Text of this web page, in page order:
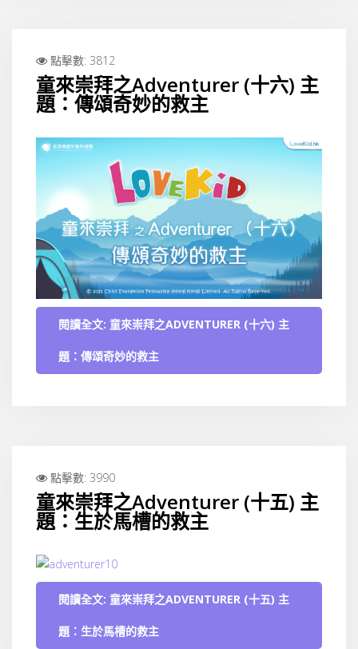
點擊數: 3812
童來崇拜之Adventurer (十六) 主
題：傳頌奇妙的救主
閱讀全文: 童來崇拜之ADVENTURER (十六) 主
題：傳頌奇妙的救主
點擊數: 3990
童來崇拜之Adventurer (十五) 主
題：生於馬槽的救主
閱讀全文: 童來崇拜之ADVENTURER (十五) 主
題：生於馬槽的救主